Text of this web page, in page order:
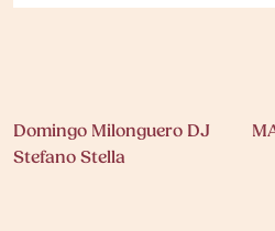
Navigazione
articoli
Domingo Milonguero DJ
Stefano Stella